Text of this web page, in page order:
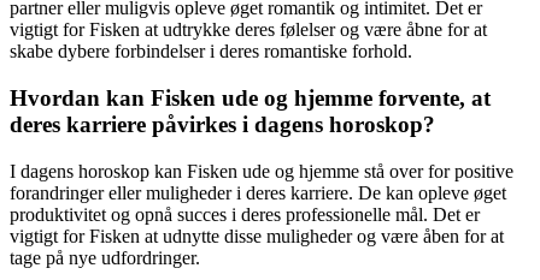
partner eller muligvis opleve øget romantik og intimitet. Det er
vigtigt for Fisken at udtrykke deres følelser og være åbne for at
skabe dybere forbindelser i deres romantiske forhold.
Hvordan kan Fisken ude og hjemme forvente, at
deres karriere påvirkes i dagens horoskop?
I dagens horoskop kan Fisken ude og hjemme stå over for positive
forandringer eller muligheder i deres karriere. De kan opleve øget
produktivitet og opnå succes i deres professionelle mål. Det er
vigtigt for Fisken at udnytte disse muligheder og være åben for at
tage på nye udfordringer.